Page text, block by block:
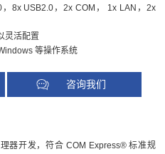
8x USB2.0，2x COM， 1x LAN，2x
灵活配置
等操作系统
咨询我们
器开发，符合 COM Express® 标准规